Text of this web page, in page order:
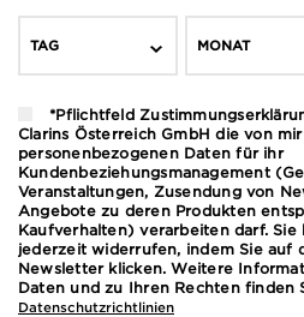
TAG MONAT
*Pflichtfeld
Clarins Österreich GmbH die von
personenbezogenen Daten für ihr
Kundenbeziehungsmanagement
Veranstaltungen, Zusendung von
Angebote zu deren Produkten
Kaufverhalten) verarbeiten darf.
jederzeit widerrufen, indem Sie auf
Newsletter klicken. Weitere
Daten und zu Ihren Rechten finden
Datenschutzrichtlinien